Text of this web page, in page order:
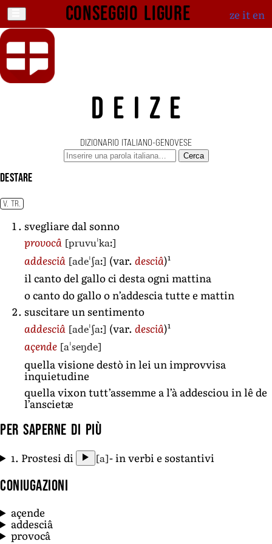
Conseggio ligure ze iten
DEIZE
DIZIONARIO ITALIANO-GENOVESE
Cerca
destare
V. TR.
svegliare dal sonno
provocâ [pruvuˈkaː]
addesciâ [adeˈʃaː] (var. desciâ)1
il canto del gallo ci desta ogni mattina
o canto do gallo o n’addescia tutte e mattin
suscitare un sentimento
addesciâ [adeˈʃaː] (var. desciâ)1
açende [aˈseŋde]
quella visione destò in lei un improvvisa
inquietudine
quella vixon tutt’assemme a l’à addesciou in lê de
l’anscietæ
Per saperne di più
1. Prostesi di [a]- in verbi e sostantivi
Coniugazioni
açende
addesciâ
provocâ